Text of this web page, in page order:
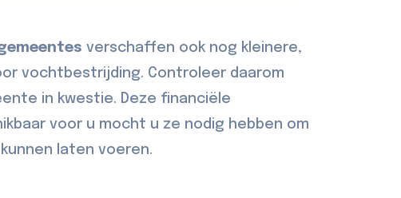
verschaffen ook nog kleinere,
vochtbestrijding. Controleer daarom
in kwestie. Deze financiële
voor u mocht u ze nodig hebben om
laten voeren.